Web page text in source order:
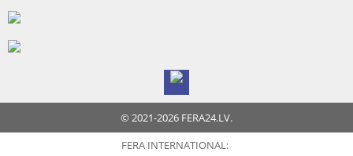
© 2021-2026 FERA24.LV.
FERA INTERNATIONAL: